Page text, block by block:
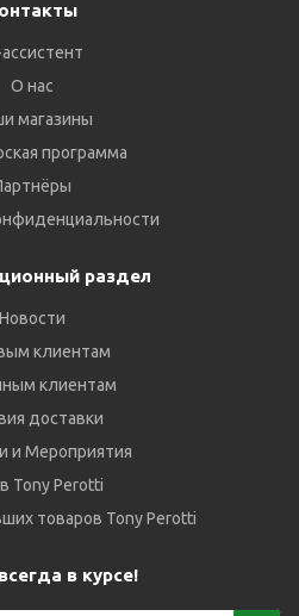
О нас
магазины
программа
раздел
Новости
клиентам
клиентам
доставки
и Мероприятия
Tony Perotti
товаров Tony Perotti
в курсе!